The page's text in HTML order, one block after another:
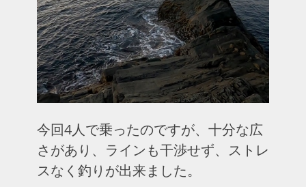
今回4人で乗ったのですが、十分な広
さがあり、ラインも干渉せず、ストレ
スなく釣りが出来ました。